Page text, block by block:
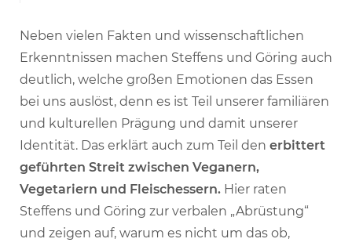
Neben vielen Fakten und wissenschaftlichen
Erkenntnissen machen Steffens und Göring auch
deutlich, welche großen Emotionen das Essen
bei uns auslöst, denn es ist Teil unserer familiären
und kulturellen Prägung und damit unserer
Identität. Das erklärt auch zum Teil den erbittert
geführten Streit zwischen Veganern,
Vegetariern und Fleischessern. Hier raten
Steffens und Göring zur verbalen „Abrüstung“
und zeigen auf, warum es nicht um das ob,